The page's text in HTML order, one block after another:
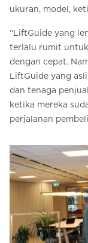
ukuran, model,
“LiftGuide yang
terlalu rumit
dengan cepat.
LiftGuide yang
dan tenaga
ketika mereka
perjalanan